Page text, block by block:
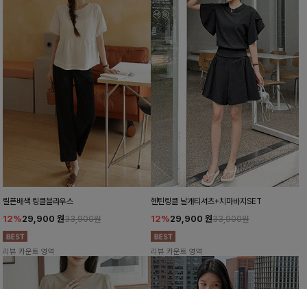
릴픈배색 링클블라우스
12%29,900 원33,900원
리뷰 카운트 영역
헨틴링클 날개티셔츠+치마바지SET
12%29,900 원33,900원
리뷰 카운트 영역